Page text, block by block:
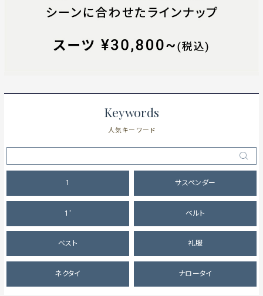
Keywords
人気キーワード
1 サスペンダー
1' ベルト
ベスト 礼服
ネクタイ ナロータイ